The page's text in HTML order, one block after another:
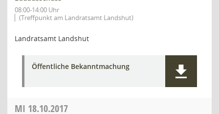
08:00-14:00 Uhr
(Treffpunkt am Landratsamt Landshut)
Landratsamt Landshut
Öffentliche Bekanntmachung
MI 18.10.2017